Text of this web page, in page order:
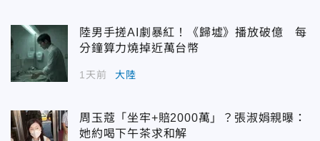
陸男手搓AI劇暴紅！《歸墟》播放破億 每
分鐘算力燒掉近萬台幣
1天前 大陸
周玉蔻「坐牢+賠2000萬」？張淑娟親曝：
她約喝下午茶求和解